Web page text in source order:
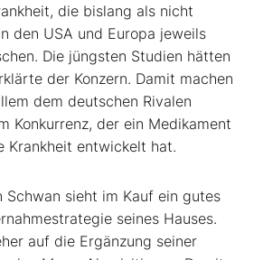
die bislang als nicht
den USA und Europa jeweils
Die jüngsten Studien hätten
der Konzern. Damit machen
dem deutschen Rivalen
Konkurrenz, der ein Medikament
Krankheit entwickelt hat.
Schwan sieht im Kauf ein gutes
seines Hauses.
auf die Ergänzung seiner